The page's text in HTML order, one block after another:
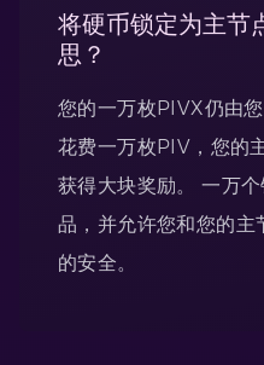
将硬币锁定为主节
思？
您的一万枚PIVX仍由
花费一万枚PIV，您的
获得大块奖励。 一万
品，并允许您和您的主
的安全。